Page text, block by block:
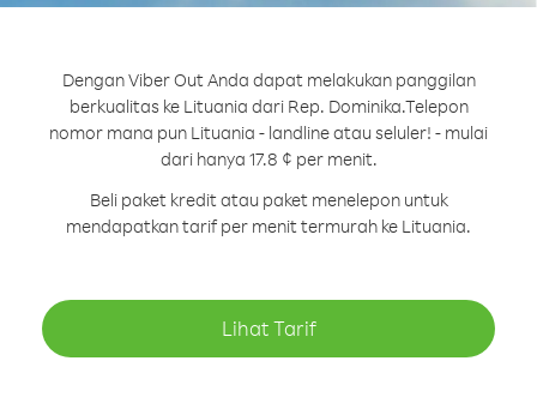
Dengan Viber Out Anda dapat melakukan panggilan
berkualitas ke Lituania dari Rep. Dominika.Telepon
nomor mana pun Lituania - landline atau seluler! - mulai
dari hanya 17.8 ¢ per menit.
Beli paket kredit atau paket menelepon untuk
mendapatkan tarif per menit termurah ke Lituania.
Lihat Tarif